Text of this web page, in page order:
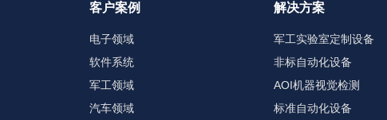
客户案例
电子领域
软件系统
军工领域
汽车领域
解决方案
军工实验室定制设备
非标自动化设备
AOI机器视觉检测
标准自动化设备